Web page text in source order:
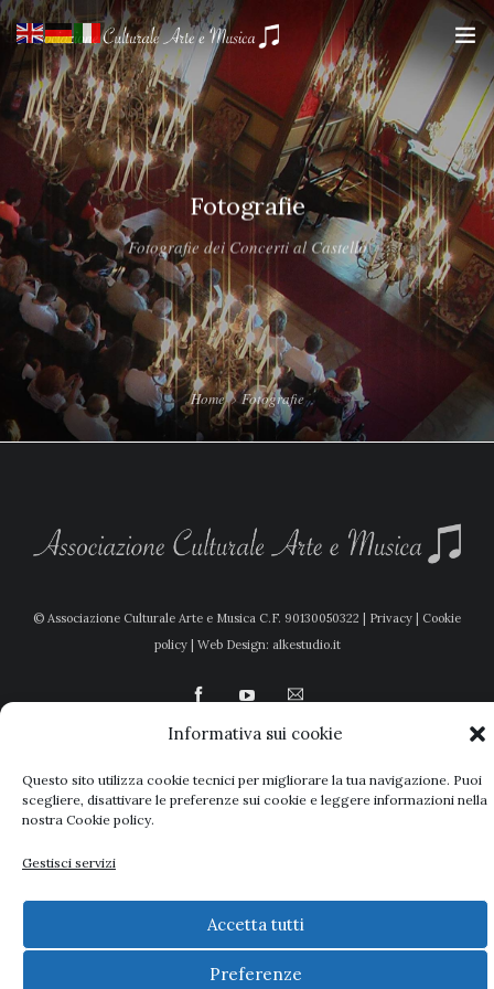
Informativa sui cookie
Questo sito utilizza cookie tecnici per migliorare la tua navigazione. Puoi
scegliere, disattivare le preferenze sui cookie e leggere informazioni nella
nostra Cookie policy.
Gestisci servizi
Accetta tutti
Preferenze
HOME
CHI SIAMO
CALENDARIO DEI CONCERTI
STAGIONI CONCERTISTICHE
GALLERY
CONTATTI
Fotografie
Fotografie dei Concerti al Castello
Home Fotografie
© Associazione Culturale Arte e Musica C.F. 90130050322 | Privacy
Cookie
policy| Web Design: alkestudio.it